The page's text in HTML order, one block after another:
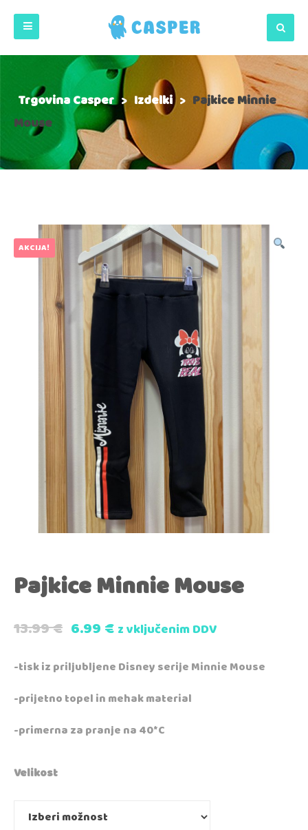
Trgovina Casper> Izdelki > Pajkice Minnie
Mouse
AKCIJA!
Pajkice Minnie Mouse
13.99€ 6.99€z vključenim DDV
-tisk iz priljubljene Disney serije Minnie Mouse
-prijetno topel in mehak material
-primerna za pranje na 40*C
Velikost